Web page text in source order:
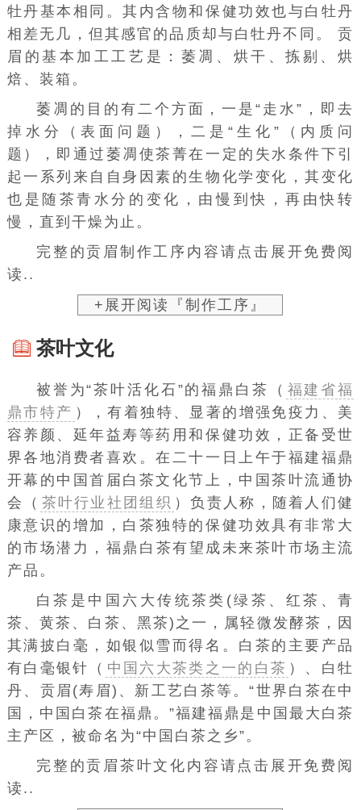
牡丹基本相同。其内含物和保健功效也与白牡丹
相差无几，但其感官的品质却与白牡丹不同。 贡
眉的基本加工工艺是：萎凋、烘干、拣剔 、烘
焙、装箱。
萎凋的目的有二个方面，一是“走水”，即去
掉水分（表面问题），二是“生化”（ 内质 问
题），即通过萎凋使茶菁在一定的 失水 条件下引
起一系列来自自身因素的生物 化学变化 ，其变化
也是随 茶青 水分的变化，由慢到快，再由快转
慢，直到干燥为止。
完整的贡眉制作工序内容请点击展开免费阅
读..
+展开阅读『制作工序』
茶叶文化
被誉为“茶叶活化石”的福鼎白茶（ 福建省福
鼎市特产 ），有着独特、显著的增强免疫力、美
容养颜、延年益寿等药用和保健功效，正备受世
界各地消费者喜欢。在二十一日上午于福建福鼎
开幕的中国首届白茶文化节上， 中国茶叶流通协
会（ 茶叶行业社团组织 ）负责人称，随着人们健
康意识的增加，白茶独特的保健功效具有非常大
的市场潜力 ，福鼎白茶有望成未来茶叶市场主流
产品。
白茶是中国六大传统茶类(绿茶、红茶、青
茶 、黄茶 、白茶、 黑茶)之一，属轻微发酵茶，因
其满披白毫，如银似雪而得名。白茶的主要产品
有白毫银针（ 中国六大茶类之一的白茶 ）、白牡
丹、贡眉(寿眉)、 新工艺白茶等。“世界白茶在中
国，中国白茶在福鼎。”福建福鼎是中国最大白茶
主产区，被命名为“中国白茶之乡”。
完整的贡眉茶叶文化内容请点击展开免费阅
读..